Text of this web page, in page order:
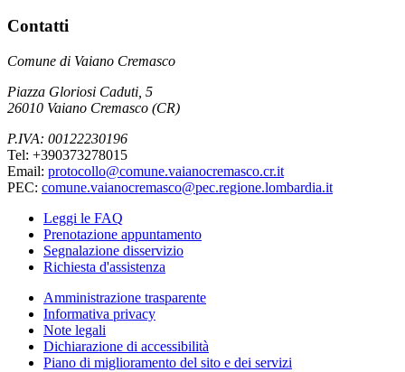
Contatti
Comune di Vaiano Cremasco
Piazza Gloriosi Caduti, 5
26010 Vaiano Cremasco (CR)
P.IVA: 00122230196
Tel: +390373278015
Email: protocollo@comune.vaianocremasco.cr.it
PEC: comune.vaianocremasco@pec.regione.lombardia.it
Leggi le FAQ
Prenotazione appuntamento
Segnalazione disservizio
Richiesta d'assistenza
Amministrazione trasparente
Informativa privacy
Note legali
Dichiarazione di accessibilità
Piano di miglioramento del sito e dei servizi